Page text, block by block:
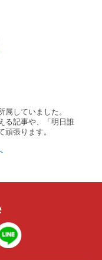
していました。
る記事や、「明日誰
張ります。